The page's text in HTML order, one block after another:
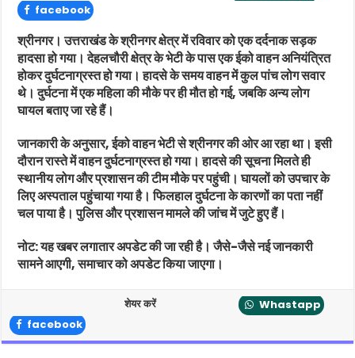
facebook
श्रीनगर। उत्तराखंड के श्रीनगर क्षेत्र में रविवार को एक दर्दनाक सड़क
हादसा हो गया। देहलचौरी क्षेत्र के भेटी के पास एक ईको वाहन अनियंत्रित
होकर दुर्घटनाग्रस्त हो गया। हादसे के समय वाहन में कुल पांच लोग सवार
थे। दुर्घटना में एक महिला की मौके पर ही मौत हो गई, जबकि अन्य लोग
घायल बताए जा रहे हैं।
जानकारी के अनुसार, ईको वाहन भेटी से श्रीनगर की ओर आ रहा था। इसी
दौरान रास्ते में वाहन दुर्घटनाग्रस्त हो गया। हादसे की सूचना मिलते ही
स्थानीय लोग और प्रशासन की टीम मौके पर पहुंची। घायलों को उपचार के
लिए अस्पताल पहुंचाया गया है। फिलहाल दुर्घटना के कारणों का पता नहीं
चल पाया है। पुलिस और प्रशासन मामले की जांच में जुटे हुए हैं।
नोट: यह खबर लगातार अपडेट की जा रही है। जैसे-जैसे नई जानकारी
सामने आएगी, समाचार को अपडेट किया जाएगा।
शेयर करें
Whastapp
facebook